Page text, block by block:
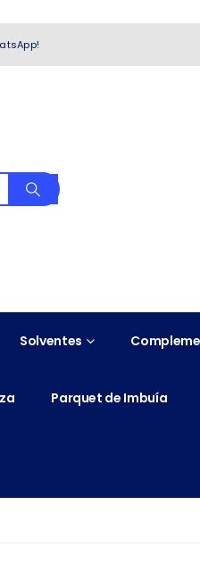
Solventes
Parquet de Imbuía